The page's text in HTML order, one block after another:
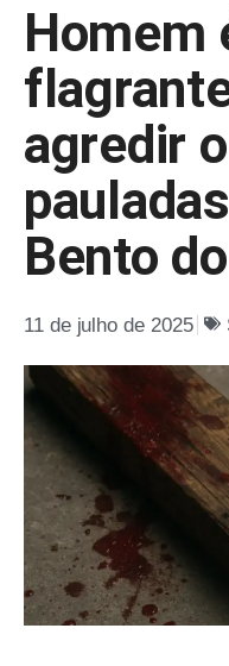
Homem
agredir
Bento
11 de julho de 2025